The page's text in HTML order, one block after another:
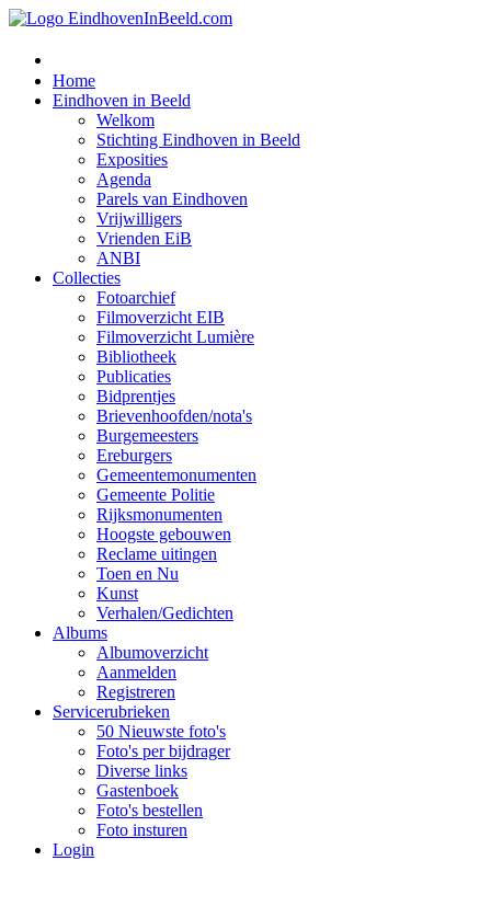
Home
Eindhoven in Beeld
Welkom
Stichting Eindhoven in Beeld
Exposities
Agenda
Parels van Eindhoven
Vrijwilligers
Vrienden EiB
ANBI
Collecties
Fotoarchief
Filmoverzicht EIB
Filmoverzicht Lumière
Bibliotheek
Publicaties
Bidprentjes
Brievenhoofden/nota's
Burgemeesters
Ereburgers
Gemeentemonumenten
Gemeente Politie
Rijksmonumenten
Hoogste gebouwen
Reclame uitingen
Toen en Nu
Kunst
Verhalen/Gedichten
Albums
Albumoverzicht
Aanmelden
Registreren
Servicerubrieken
50 Nieuwste foto's
Foto's per bijdrager
Diverse links
Gastenboek
Foto's bestellen
Foto insturen
Login